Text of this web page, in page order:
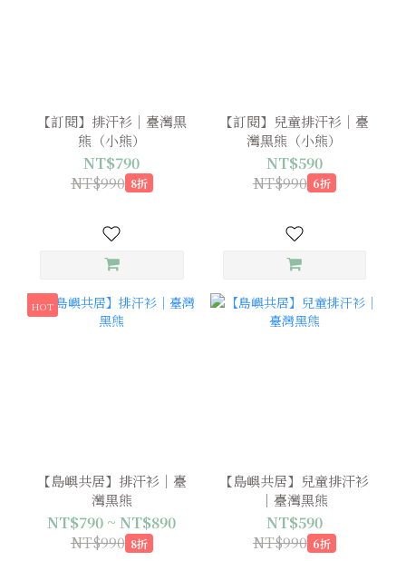
【訂閱】排汗衫｜臺灣黑
熊（小熊）
NT$790
NT$990 8折
【訂閱】兒童排汗衫｜臺
灣黑熊（小熊）
NT$590
NT$990 6折
HOT
【島嶼共居】排汗衫｜臺
灣黑熊
NT$790 ~ NT$890
NT$990 8折
【島嶼共居】兒童排汗衫
｜臺灣黑熊
NT$590
NT$990 6折